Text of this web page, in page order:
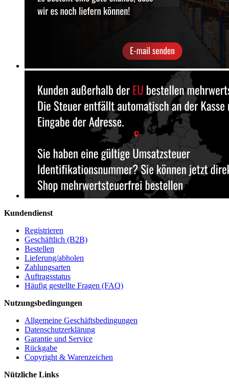
Kundendienst
Registrieren
Geschäftlich (B2B)
Bestellen
Lieferung/abholen
Zahlungsarten
Auftragsstatus
Häufig gestellte Fragen (FAQ)
Nutzungsbedingungen
Allgemeine Geschäftsbedingungen
Datenschutzerklärung
Garantie und Service
Rückgabe
Copyright & Warenzeichen
Nützliche Links